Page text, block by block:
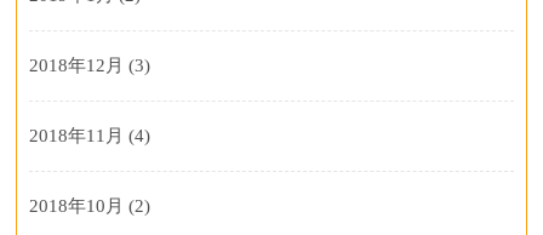
2018年12月 (3)
2018年11月 (4)
2018年10月 (2)